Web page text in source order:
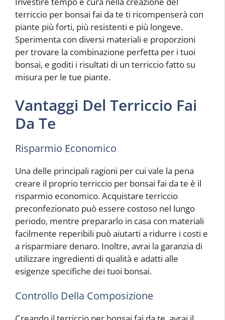
terriccio per bonsai fai da te ti ricompenserà con
piante più forti, più resistenti e più longeve.
Sperimenta con diversi materiali e proporzioni
per trovare la combinazione perfetta per i tuoi
bonsai, e goditi i risultati di un terriccio fatto su
misura per le tue piante.
Vantaggi Del Terriccio Fai
Da Te
Risparmio Economico
Una delle principali ragioni per cui vale la pena
creare il proprio terriccio per bonsai fai da te è il
risparmio economico. Acquistare terriccio
preconfezionato può essere costoso nel lungo
periodo, mentre prepararlo in casa con materiali
facilmente reperibili può aiutarti a ridurre i costi e
a risparmiare denaro. Inoltre, avrai la garanzia di
utilizzare ingredienti di qualità e adatti alle
esigenze specifiche dei tuoi bonsai.
Controllo Della Composizione